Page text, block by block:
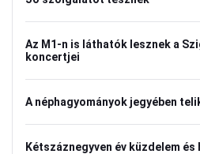
Az M1-n is láthatók lesznek a
koncertjei
A néphagyományok jegyében
Kétszáznegyven év küzdelem és